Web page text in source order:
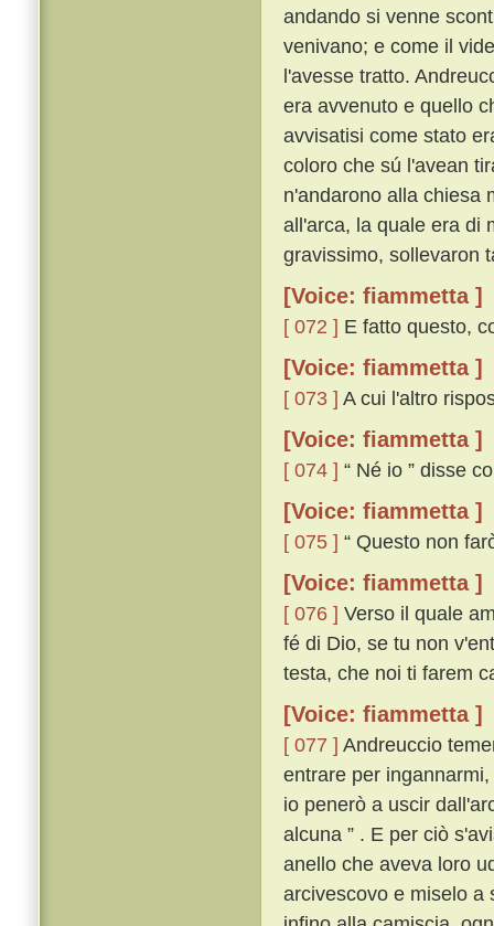
andando si venne
venivano; e come il
l'avesse tratto.
era avvenuto e quello
avvisatisi come stato
coloro che sú l'avean
n'andarono alla chiesa
all'arca, la quale era di
gravissimo, sollevaron
[Voice: fiammetta ]
[ 072 ] E fatto questo,
[Voice: fiammetta ]
[ 073 ] A cui l'altro
[Voice: fiammetta ]
[ 074 ] “ Né io ” disse
[Voice: fiammetta ]
[ 075 ] “ Questo non
[Voice: fiammetta ]
[ 076 ] Verso il quale
fé di Dio, se tu non
testa, che noi ti farem
[Voice: fiammetta ]
[ 077 ] Andreuccio
entrare per
io penerò a uscir
alcuna ” . E per ciò
anello che aveva loro
arcivescovo e miselo a